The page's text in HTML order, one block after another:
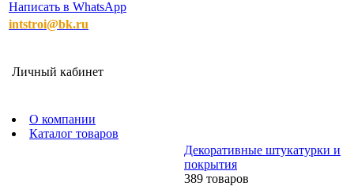
Написать в WhatsApp
intstroi@bk.ru
Личный кабинет
О компании
Каталог товаров
Декоративные штукатурки и
покрытия
389 товаров